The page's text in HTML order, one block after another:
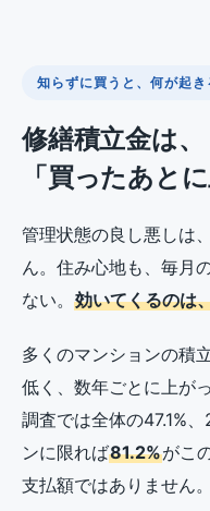
知らずに買うと、何が起き
修繕積立金は、
「買ったあと
管理状態の良し悪しは
ん。住み心地も、毎月
ない。 効いてくるのは
多くのマンションの積
低く、数年ごとに上が
調査では全体の47.1%
ンに限れば81.2%がこ
支払額ではありません。